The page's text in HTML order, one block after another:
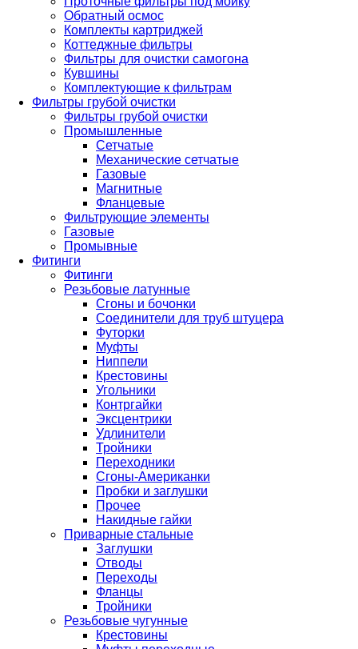
Обратный осмос
Комплекты картриджей
Коттеджные фильтры
Фильтры для очистки самогона
Кувшины
Комплектующие к фильтрам
Фильтры грубой очистки
Фильтры грубой очистки
Промышленные
Сетчатые
Механические сетчатые
Газовые
Магнитные
Фланцевые
Фильтрующие элементы
Газовые
Промывные
Фитинги
Фитинги
Резьбовые латунные
Сгоны и бочонки
Соединители для труб штуцера
Футорки
Муфты
Ниппели
Крестовины
Угольники
Контргайки
Эксцентрики
Удлинители
Тройники
Переходники
Сгоны-Американки
Пробки и заглушки
Прочее
Накидные гайки
Приварные стальные
Заглушки
Отводы
Переходы
Фланцы
Тройники
Резьбовые чугунные
Крестовины